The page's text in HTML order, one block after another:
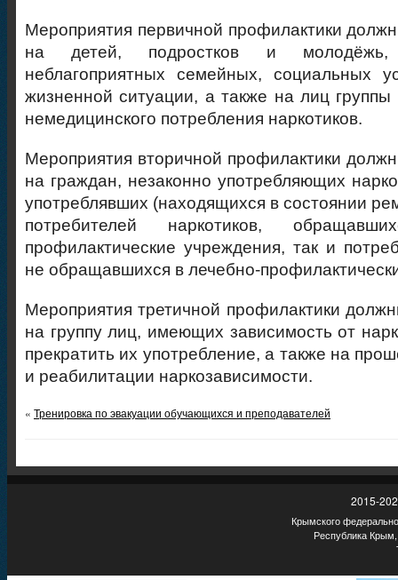
Мероприятия первичной профилактики
на детей, подростков и
неблагоприятных семейных, социальных
жизненной ситуации, а также на лиц
немедицинского потребления наркотиков.
Мероприятия вторичной профилактики
на граждан, незаконно употребляющих
употреблявших (находящихся в состоянии
потребителей наркотиков,
профилактические учреждения, так и
не обращавшихся в лечебно-
Мероприятия третичной профилактики
на группу лиц, имеющих зависимость от
прекратить их употребление, а также на
и реабилитации наркозависимости.
« Тренировка по эвакуации обучающихся и преподавателей
2015-
Крымского
Республика